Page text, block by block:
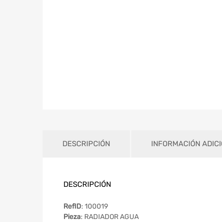
DESCRIPCIÓN INFORMACIÓN
DESCRIPCIÓN
RefID: 100019
Pieza: RADIADOR AGUA